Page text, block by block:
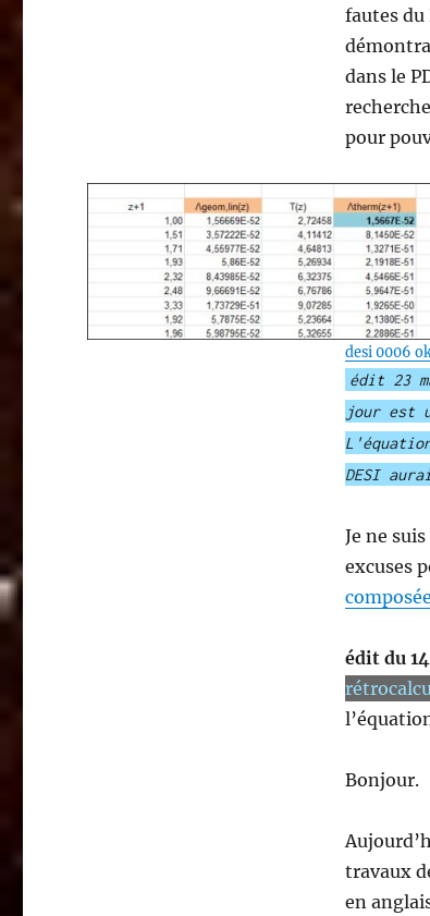
fautes du
dans le
pour
desi 0006
édit 23
jour est
DESI
Je ne
excuses
édit du
Bonjour.
travaux
en
température
dans
ΛCDM?